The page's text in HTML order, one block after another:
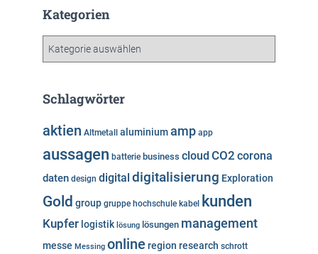
h
Kategorien
g
r
i
n
Schlagwörter
aktien Altmetall aluminiumamp app
aussagen batterie business cloud CO2 corona
daten design digital digitalisierung Exploration
Gold group gruppe hochschule kabel kunden
Kupfer logistik lösung lösungen management
messe Messing online region research schrott